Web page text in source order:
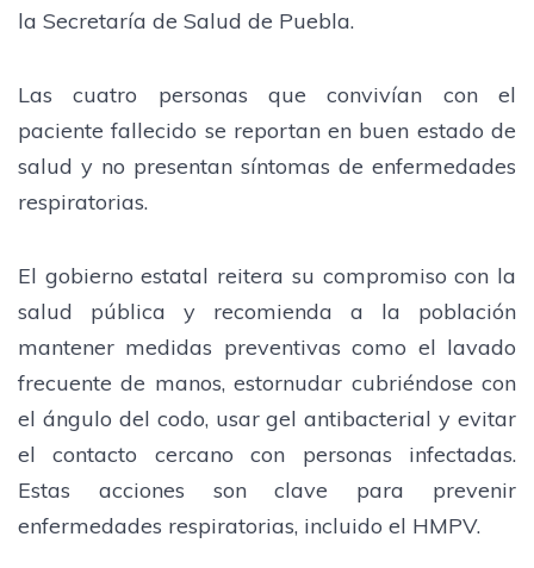
la Secretaría de Salud de Puebla.
Las cuatro personas que convivían con el
paciente fallecido se reportan en buen estado de
salud y no presentan síntomas de enfermedades
respiratorias.
El gobierno estatal reitera su compromiso con la
salud pública y recomienda a la población
mantener medidas preventivas como el lavado
frecuente de manos, estornudar cubriéndose con
el ángulo del codo, usar gel antibacterial y evitar
el contacto cercano con personas infectadas.
Estas acciones son clave para prevenir
enfermedades respiratorias, incluido el HMPV.